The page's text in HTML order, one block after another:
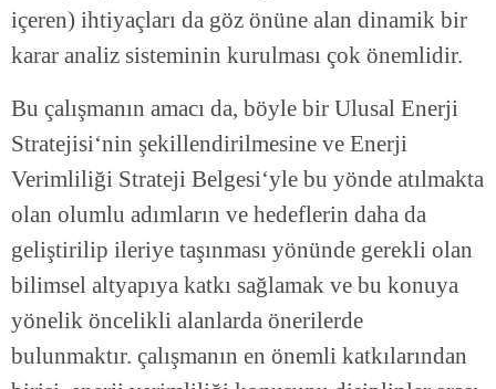
içeren) ihtiyaçları da göz önüne alan dinamik bir
karar analiz sisteminin kurulması çok önemlidir.
Bu çalışmanın amacı da, böyle bir Ulusal Enerji
Stratejisi‘nin şekillendirilmesine ve Enerji
Verimliliği Strateji Belgesi‘yle bu yönde atılmakta
olan olumlu adımların ve hedeflerin daha da
geliştirilip ileriye taşınması yönünde gerekli olan
bilimsel altyapıya katkı sağlamak ve bu konuya
yönelik öncelikli alanlarda önerilerde
bulunmaktır. çalışmanın en önemli katkılarından